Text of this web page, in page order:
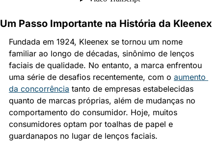
Um Passo Importante na História da Kleenex
Fundada em 1924, Kleenex se tornou um nome
familiar ao longo de décadas, sinônimo de lenços
faciais de qualidade. No entanto, a marca enfrentou
uma série de desafios recentemente, com o aumento
da concorrência tanto de empresas estabelecidas
quanto de marcas próprias, além de mudanças no
comportamento do consumidor. Hoje, muitos
consumidores optam por toalhas de papel e
guardanapos no lugar de lenços faciais.